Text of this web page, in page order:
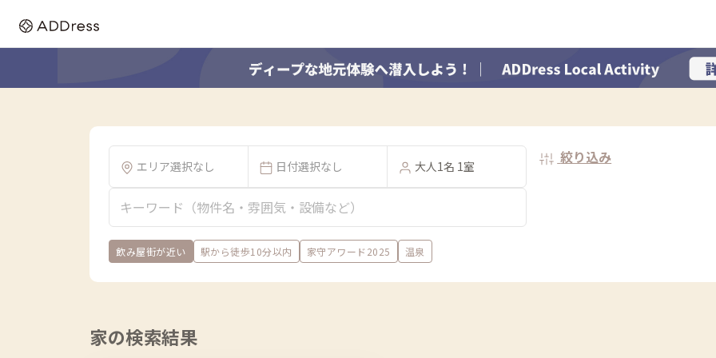
エリア選択なし 日付選択なし 大人1名 1室 絞り込み
飲み屋街が近い 駅から徒歩10分以内 家守アワード2025 温泉
家の検索結果